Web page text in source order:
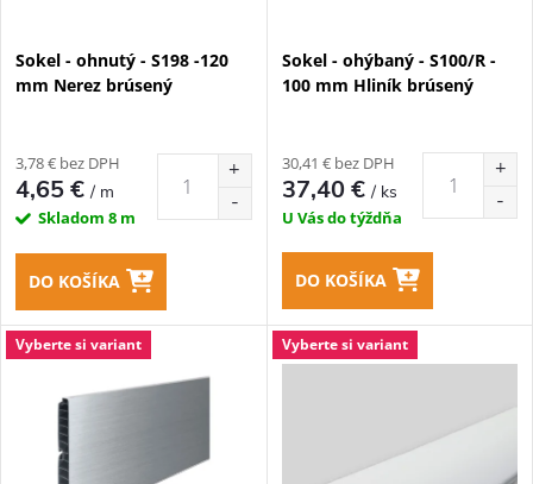
p
o
d
u
k
p
r
o
d
u
k
Sokel - ohnutý - S198 -120
mm Nerez brúsený
3,78 € bez DPH
4,65 €/ m
Skladom 8 m
DO KOŠÍKA
Sokel - ohýbaný - S100/R -
100 mm Hliník brúsený
30,41 € bez DPH
37,40 €/ ks
U Vás do týždňa
DO KOŠÍKA
Vyberte si variant Vyberte si variant